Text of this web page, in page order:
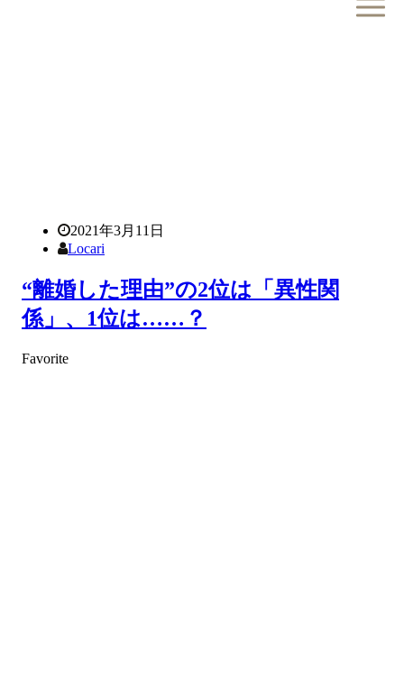
2021年3月11日
Locari
“離婚した理由”の2位は「異性関
係」、1位は……？
Favorite